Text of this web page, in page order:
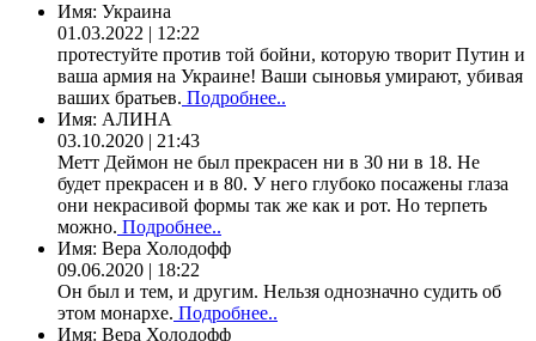
Имя: Украина
01.03.2022 | 12:22
протестуйте против той бойни, которую творит Путин и
ваша армия на Украине! Ваши сыновья умирают, убивая
ваших братьев. Подробнее..
Имя: АЛИНА
03.10.2020 | 21:43
Метт Деймон не был прекрасен ни в 30 ни в 18. Не
будет прекрасен и в 80. У него глубоко посажены глаза
они некрасивой формы так же как и рот. Но терпеть
можно. Подробнее..
Имя: Вера Холодофф
09.06.2020 | 18:22
Он был и тем, и другим. Нельзя однозначно судить об
этом монархе. Подробнее..
Имя: Вера Холодофф